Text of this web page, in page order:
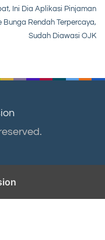
Ini Dia Aplikasi Pinjaman
Bunga Rendah Terpercaya,
Sudah Diawasi OJK